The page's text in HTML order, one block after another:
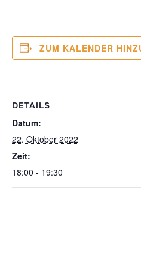
ZUM KALENDER
DETAILS
Datum:
22. Oktober 2022
Zeit:
18:00 - 19:30